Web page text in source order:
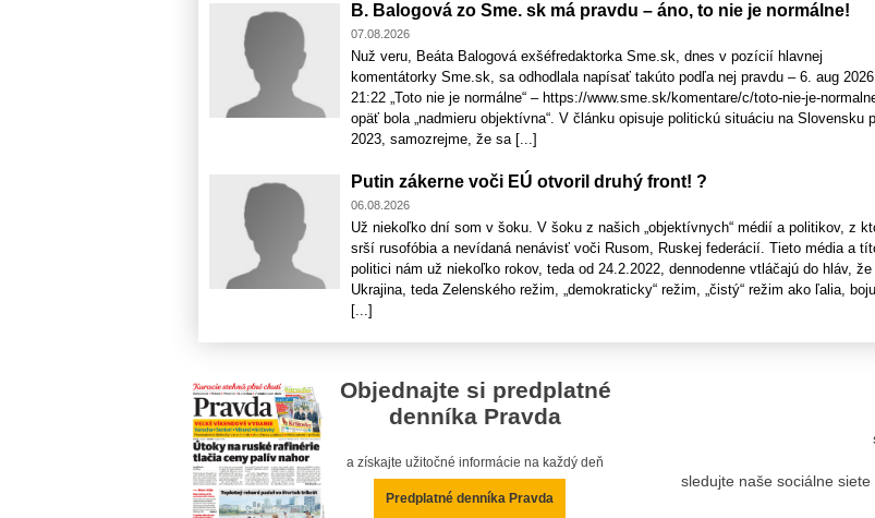
B. Balogová zo Sme. sk má pravdu – áno, to nie je normálne!
07.08.2026
Nuž veru, Beáta Balogová exšéfredaktorka Sme.sk, dnes v pozícií hlavnej
komentátorky Sme.sk, sa odhodlala napísať takúto podľa nej pravdu – 6. aug
21:22 „Toto nie je normálne“ – https://www.sme.sk/komentare/c/toto-nie-je-
opäť bola „nadmieru objektívna“. V článku opisuje politickú situáciu na Slovensku
2023, samozrejme, že sa [...]
Putin zákerne voči EÚ otvoril druhý front! ?
06.08.2026
Už niekoľko dní som v šoku. V šoku z našich „objektívnych“ médií a politikov, z
srší rusofóbia a nevídaná nenávisť voči Rusom, Ruskej federácií. Tieto média a
politici nám už niekoľko rokov, teda od 24.2.2022, dennodenne vtláčajú do hláv, že
Ukrajina, teda Zelenského režim, „demokraticky“ režim, „čistý“ režim ako ľalia,
[...]
Objednajte si predplatné
denníka Pravda
a získajte užitočné informácie na každý deň
Predplatné denníka Pravda
sledujte naše sociálne siete